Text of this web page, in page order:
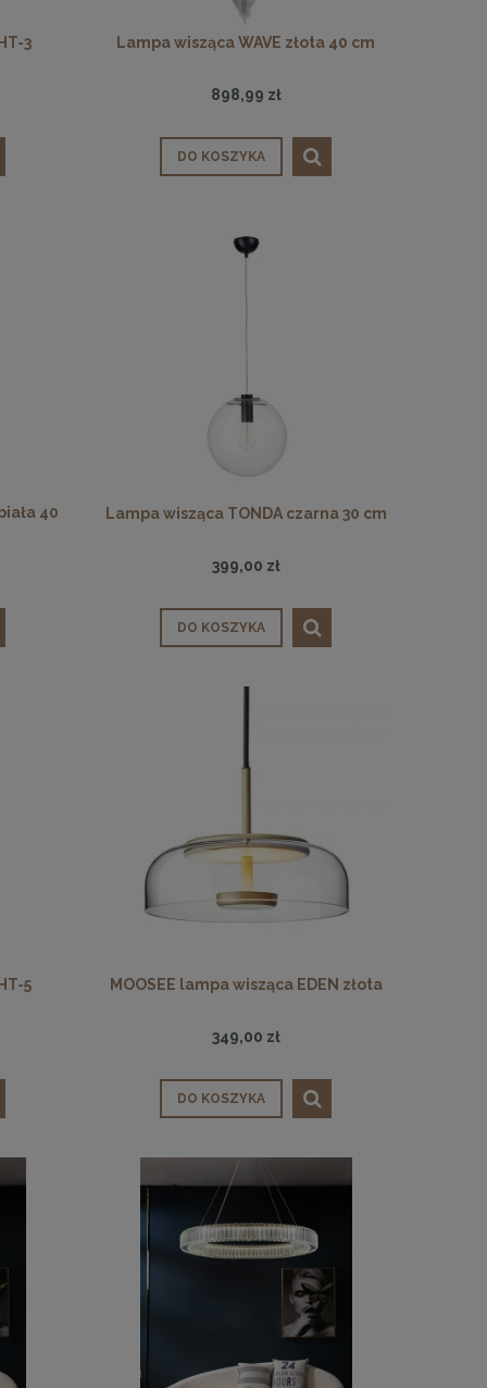
3
Lampa wisząca WAVE złota 40 cm
898,99 zł
DO KOSZYKA
40
Lampa wisząca TONDA czarna 30 cm
399,00 zł
DO KOSZYKA
5
MOOSEE lampa wisząca EDEN złota
349,00 zł
DO KOSZYKA